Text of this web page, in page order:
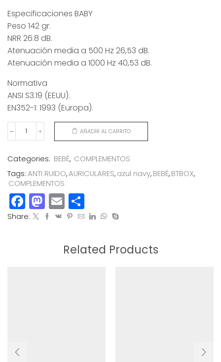
Especificaciones BABY
Peso 142 gr.
NRR 26.8 dB.
Atenuación media a 500 Hz 26,53 dB.
Atenuación media a 1000 Hz 40,53 dB.
Normativa
ANSI S3.19 (EEUU).
EN352-1: 1993 (Europa).
AURICULARES
RUIDO
AZUL
NAVY
BABY
cantidad
AÑADIR AL CARRITO
Categories: BEBÉ, COMPLEMENTOS
Tags:ANTI RUIDO,AURICULARES,azul navy,BEBÉ,BTBOX,
COMPLEMENTOS
Facebook
Mastodon
Email
Share:
Related Products